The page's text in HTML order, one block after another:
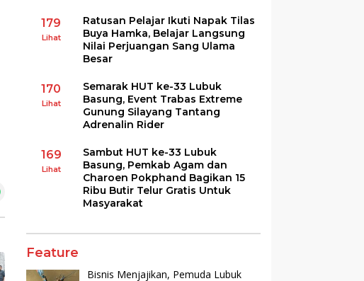
179
Lihat
Ratusan Pelajar Ikuti Napak Tilas
Buya Hamka, Belajar Langsung
Nilai Perjuangan Sang Ulama
Besar
170
Lihat
Semarak HUT ke-33 Lubuk
Basung, Event Trabas Extreme
Gunung Silayang Tantang
Adrenalin Rider
169
Lihat
Sambut HUT ke-33 Lubuk
Basung, Pemkab Agam dan
Charoen Pokphand Bagikan 15
Ribu Butir Telur Gratis Untuk
Masyarakat
Feature
Bisnis Menjajikan, Pemuda Lubuk